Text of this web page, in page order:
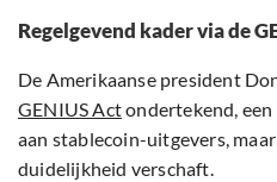
Regelgevend kader via de
De Amerikaanse president
GENIUS Actondertekend,
aan stablecoin-uitgevers,
duidelijkheid verschaft.